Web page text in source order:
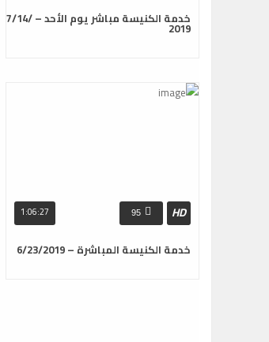
خدمة الكنيسة مباشر يوم الأحد – 7/14/
2019
HD
95
1:06:27
خدمة الكنيسة المباشرة – 6/23/2019